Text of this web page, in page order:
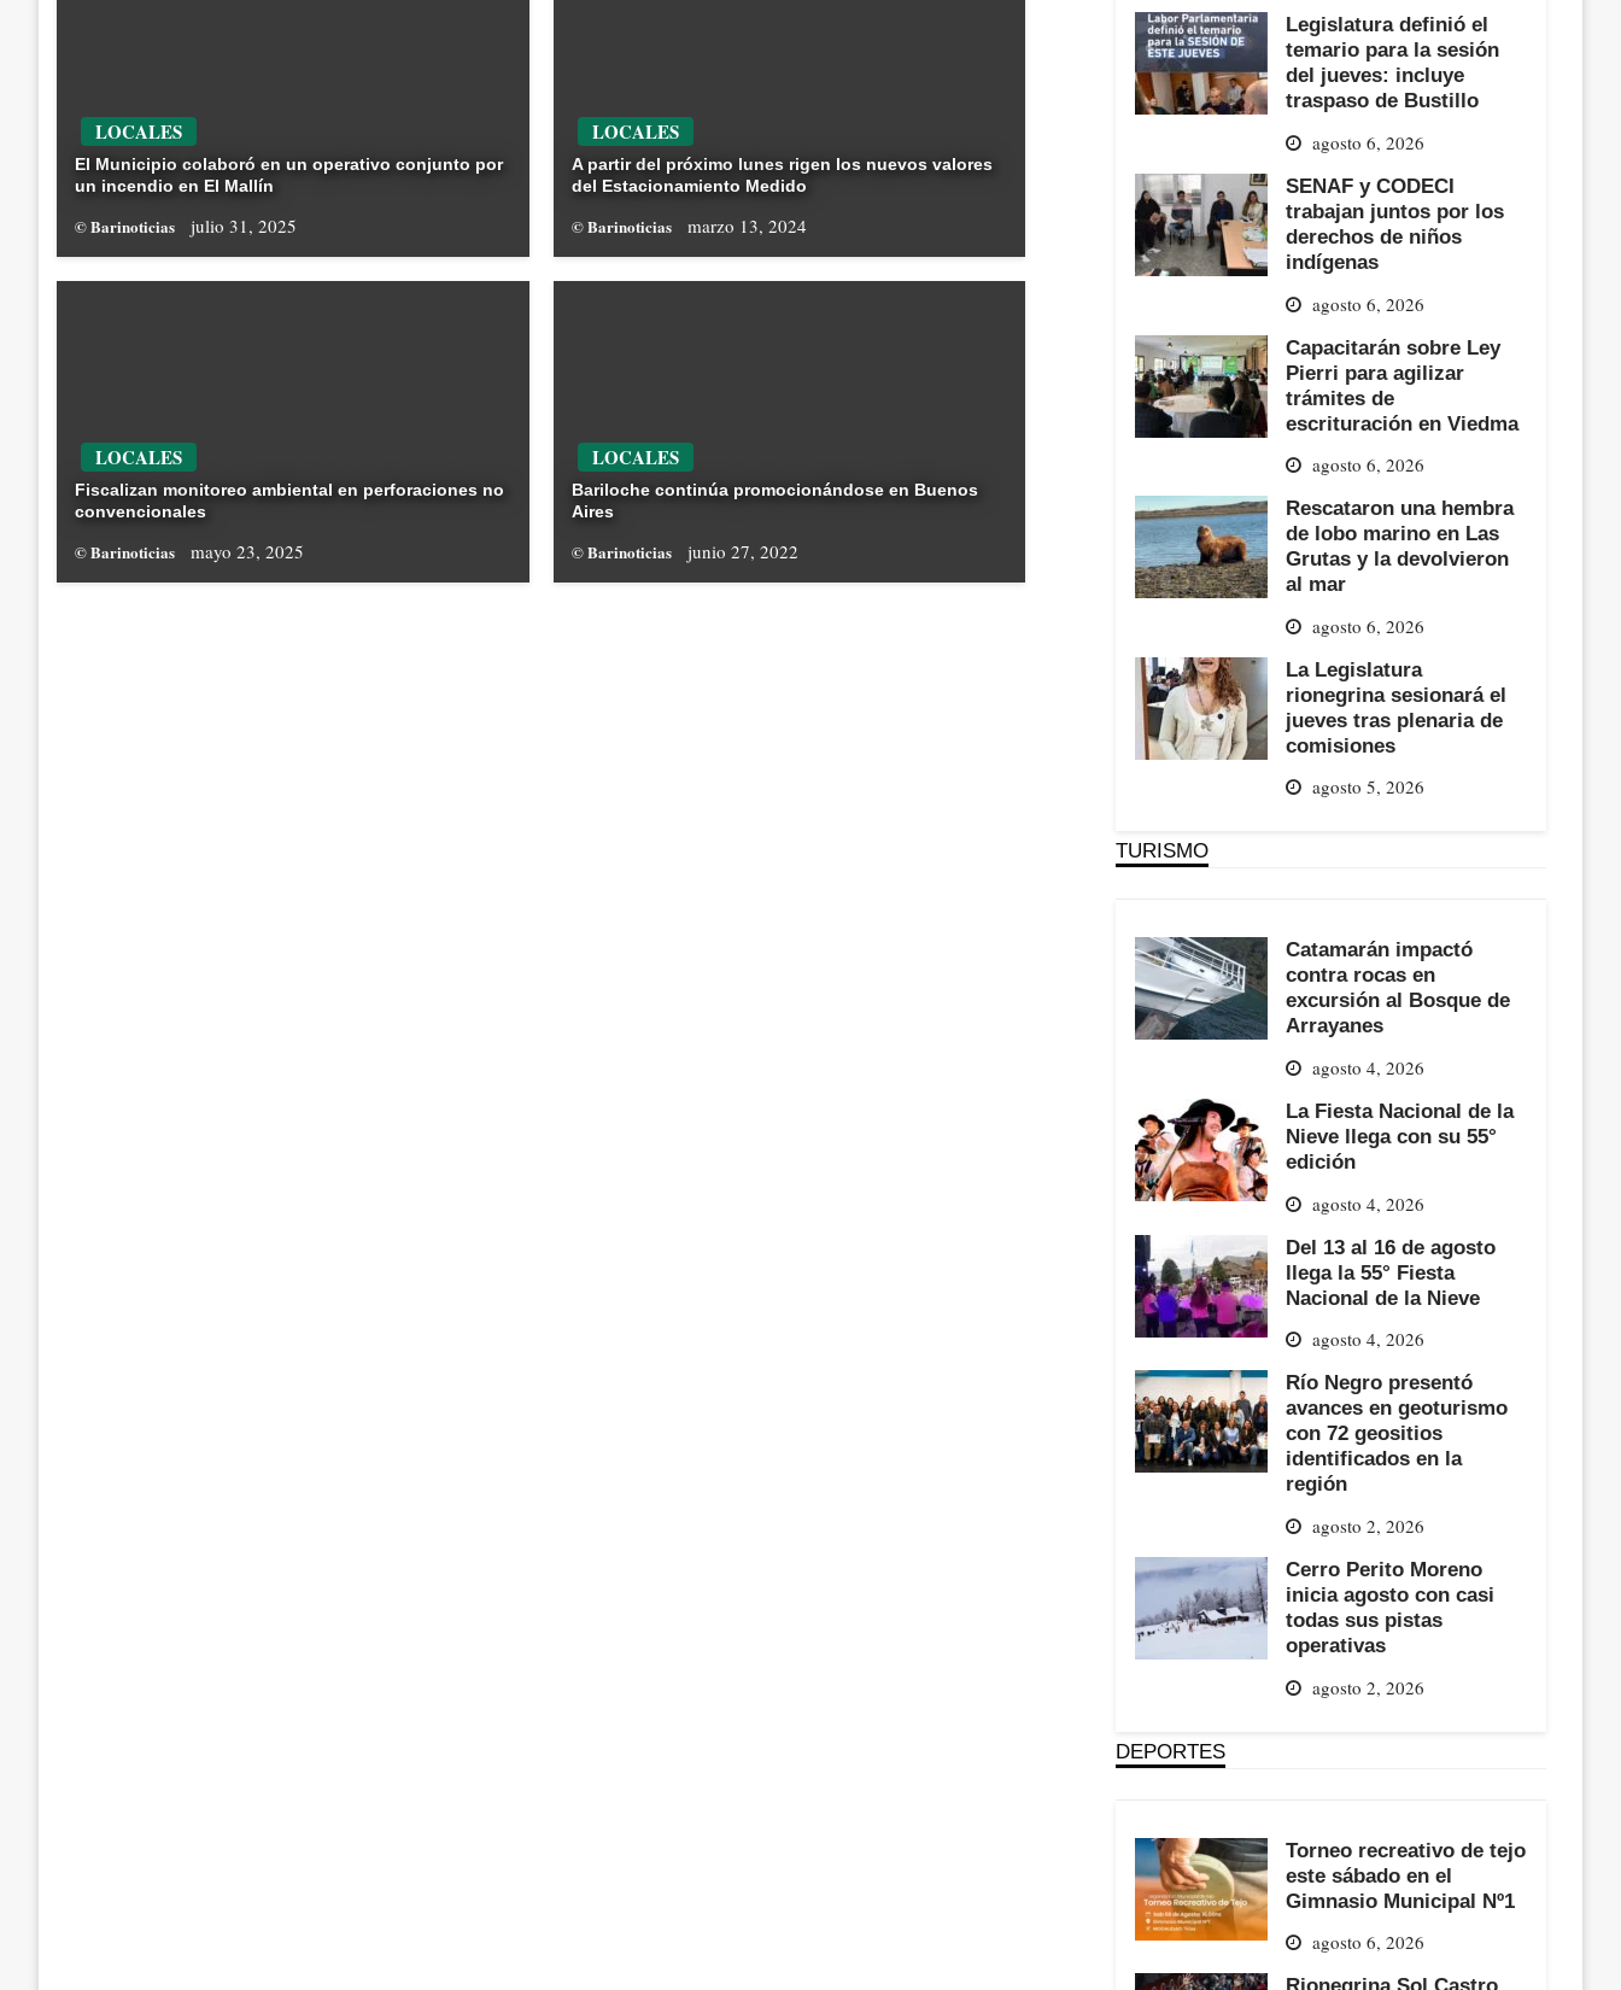
LOCALES
El Municipio colaboró en un operativo conjunto por
un incendio en El Mallín
© Barinoticias julio 31, 2025
LOCALES
A partir del próximo lunes rigen los nuevos valores
del Estacionamiento Medido
© Barinoticias marzo 13, 2024
LOCALES
Fiscalizan monitoreo ambiental en perforaciones no
convencionales
© Barinoticias mayo 23, 2025
LOCALES
Bariloche continúa promocionándose en Buenos
Aires
© Barinoticias junio 27, 2022
Legislatura definió el
temario para la sesión
del jueves: incluye
traspaso de Bustillo
agosto 6, 2026
SENAF y CODECI
trabajan juntos por los
derechos de niños
indígenas
agosto 6, 2026
Capacitarán sobre Ley
Pierri para agilizar
trámites de
escrituración en Viedma
agosto 6, 2026
Rescataron una hembra
de lobo marino en Las
Grutas y la devolvieron
al mar
agosto 6, 2026
La Legislatura
rionegrina sesionará el
jueves tras plenaria de
comisiones
agosto 5, 2026
TURISMO
Catamarán impactó
contra rocas en
excursión al Bosque de
Arrayanes
agosto 4, 2026
La Fiesta Nacional de la
Nieve llega con su 55°
edición
agosto 4, 2026
Del 13 al 16 de agosto
llega la 55° Fiesta
Nacional de la Nieve
agosto 4, 2026
Río Negro presentó
avances en geoturismo
con 72 geositios
identificados en la
región
agosto 2, 2026
Cerro Perito Moreno
inicia agosto con casi
todas sus pistas
operativas
agosto 2, 2026
DEPORTES
Torneo recreativo de tejo
este sábado en el
Gimnasio Municipal Nº1
agosto 6, 2026
Rionegrina Sol Castro